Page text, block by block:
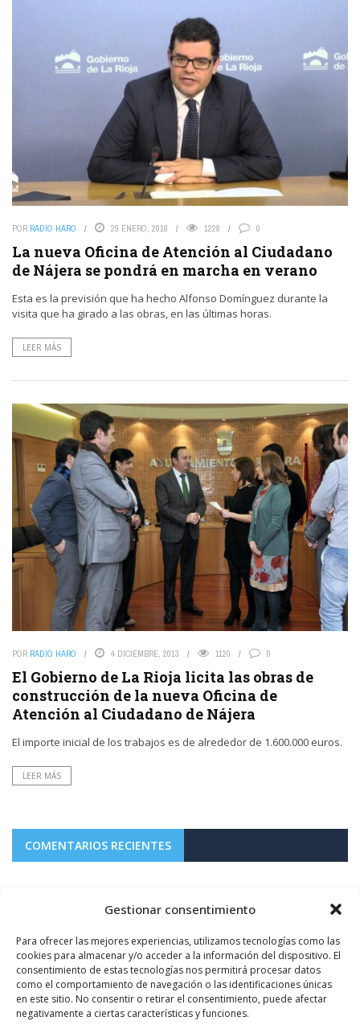
Gestionar consentimiento
Para ofrecer las mejores experiencias, utilizamos tecnologías como las
cookies para almacenar y/o acceder a la información del dispositivo. El
consentimiento de estas tecnologías nos permitirá procesar datos
como el comportamiento de navegación o las identificaciones únicas
en este sitio. No consentir o retirar el consentimiento, puede afectar
negativamente a ciertas características y funciones.
POR RADIO HARO 29 ENERO, 2016 1228 0
La nueva Oficina de Atención al Ciudadano
de Nájera se pondrá en marcha en verano
Esta es la previsión que ha hecho Alfonso Domínguez durante la
visita que ha girado a las obras, en las últimas horas.
LEER MÁS
POR RADIO HARO 4 DICIEMBRE, 2013 1120 0
El Gobierno de La Rioja licita las obras de
construcción de la nueva Oficina de
Atención al Ciudadano de Nájera
El importe inicial de los trabajos es de alrededor de 1.600.000 euros.
LEER MÁS
COMENTARIOS RECIENTES
Abel Pérez Gil no te preocupes, a el no le van a cobrar la entrada.
Haro homenajea este domingo a su jarrero más ilustre,
Luis de la Fuente, campeón del mundo ...